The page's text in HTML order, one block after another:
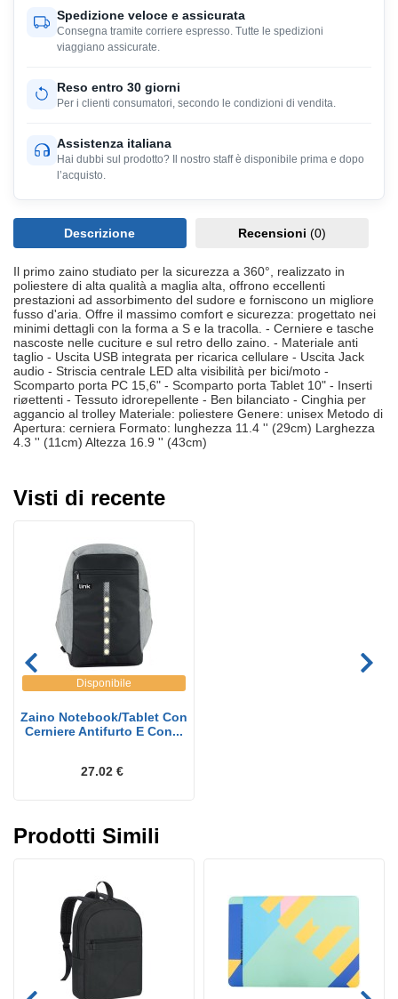
Spedizione veloce e assicurata
Consegna tramite corriere espresso. Tutte le spedizioni
viaggiano assicurate.
Reso entro 30 giorni
Per i clienti consumatori, secondo le condizioni di vendita.
Assistenza italiana
Hai dubbi sul prodotto? Il nostro staff è disponibile prima e dopo
l’acquisto.
Descrizione Recensioni (0)
Il primo zaino studiato per la sicurezza a 360°, realizzato in
poliestere di alta qualità a maglia alta, offrono eccellenti
prestazioni ad assorbimento del sudore e forniscono un migliore
fusso d'aria. Offre il massimo comfort e sicurezza: progettato nei
minimi dettagli con la forma a S e la tracolla. - Cerniere e tasche
nascoste nelle cuciture e sul retro dello zaino. - Materiale anti
taglio - Uscita USB integrata per ricarica cellulare - Uscita Jack
audio - Striscia centrale LED alta visibilità per bici/moto -
Scomparto porta PC 15,6" - Scomparto porta Tablet 10" - Inserti
riøettenti - Tessuto idrorepellente - Ben bilanciato - Cinghia per
aggancio al trolley Materiale: poliestere Genere: unisex Metodo di
Apertura: cerniera Formato: lunghezza 11.4 '' (29cm) Larghezza
4.3 '' (11cm) Altezza 16.9 '' (43cm)
Visti di recente
Disponibile
Zaino Notebook/Tablet Con
Cerniere Antifurto E Con...
27.02 €
Prodotti Simili